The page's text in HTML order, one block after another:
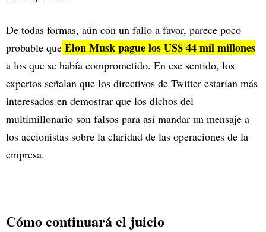
De todas formas, aún con un fallo a favor, parece poco
probable que Elon Musk pague los US$ 44 mil millones
a los que se había comprometido. En ese sentido, los
expertos señalan que los directivos de Twitter estarían más
interesados en demostrar que los dichos del
multimillonario son falsos para así mandar un mensaje a
los accionistas sobre la claridad de las operaciones de la
empresa.
Cómo continuará el juicio